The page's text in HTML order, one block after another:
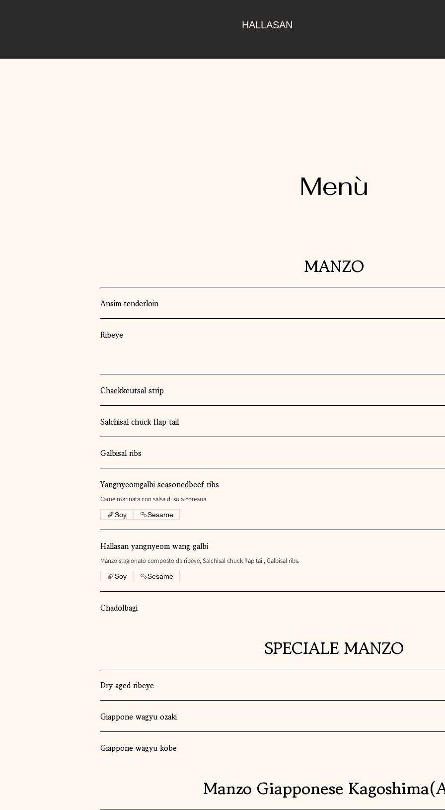
HALLASAN
Menù
MANZO
Ansim tenderloin
Ribeye
Chaekkeutsal strip
Salchisal chuck flap tail
Galbisal ribs
Yangnyeomgalbi seasonedbeef ribs
Carne marinata con salsa di soia coreana
Soy
Sesame
Hallasan yangnyeom wang galbi
Manzo stagionato composto da ribeye, Salchisal chuck flap tail, Galbisal ribs.
Soy
Sesame
Chadolbagi
SPECIALE MANZO
Dry aged ribeye
Giappone wagyu ozaki
Giappone wagyu kobe
Manzo Giapponese